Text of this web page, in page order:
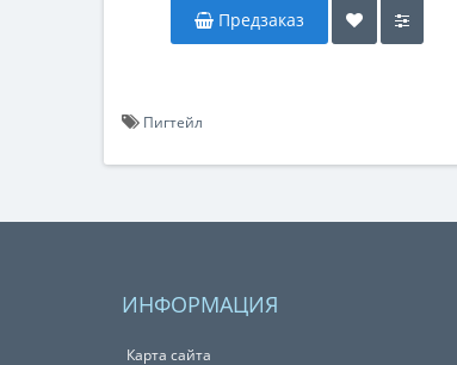
Предзаказ
Пигтейл
ИНФОРМАЦИЯ
Карта сайта